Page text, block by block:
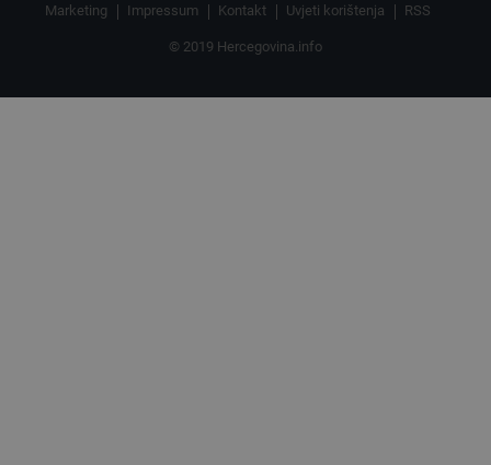
Marketing Impressum Kontakt Uvjeti korištenja RSS
© 2019 Hercegovina.info